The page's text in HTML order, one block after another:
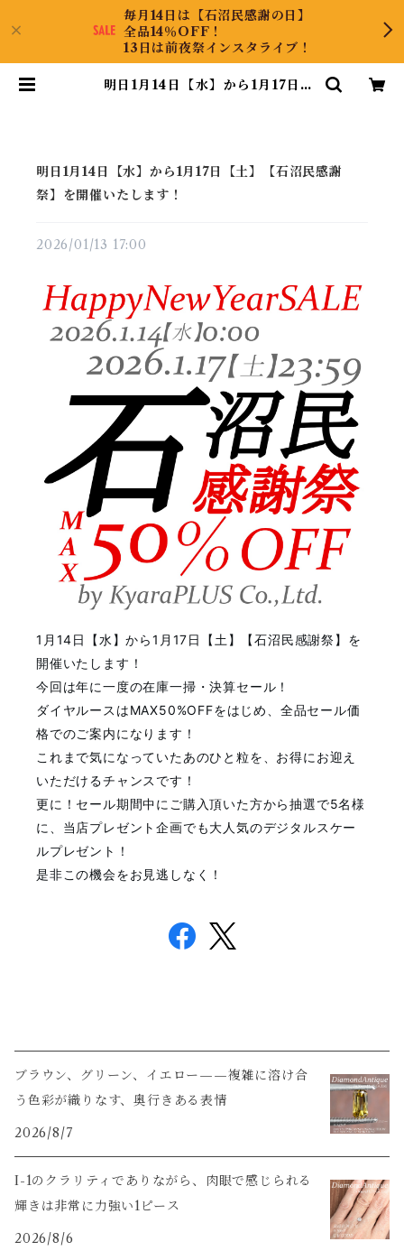
毎月14日は【石沼民感謝の日】
全品14％OFF！
13日は前夜祭インスタライブ！
明日1月14日【水】から1月17日
明日1月14日【水】から1月17日【土】【石沼民感謝
祭】を開催いたします！
2026/01/13 17:00
1月14日【水】から1月17日【土】【石沼民感謝祭】を
開催いたします！
今回は年に一度の在庫一掃・決算セール！
ダイヤルースはMAX50%OFFをはじめ、全品セール価
格でのご案内になります！
これまで気になっていたあのひと粒を、お得にお迎え
いただけるチャンスです！
更に！セール期間中にご購入頂いた方から抽選で5名様
に、当店プレゼント企画でも大人気のデジタルスケー
ルプレゼント！
是非この機会をお見逃しなく！
ブラウン、グリーン、イエロー——複雑に溶け合
う色彩が織りなす、奥行きある表情
2026/8/7
I-1のクラリティでありながら、肉眼で感じられる
輝きは非常に力強い1ピース
2026/8/6